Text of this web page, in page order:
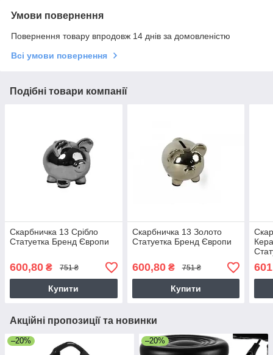
Умови повернення
Повернення товару впродовж 14 днів за домовленістю
Всі умови повернення
Подібні товари компанії
Скарбничка 13 Срібло
Статуетка Бренд Європи
600,80 ₴ 751 ₴
Купити
Скарбничка 13 Золото
Статуетка Бренд Європи
600,80₴ 751 ₴
Купити
Акційні пропозиції та новинки
–20% –20%